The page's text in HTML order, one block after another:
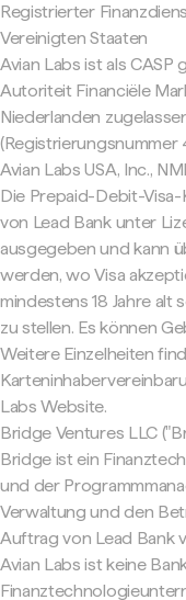
Registrierter
Vereinigten Staaten
Avian Labs ist als CASP
Autoriteit Financiële
Niederlanden
(Registrierungsnummer
Avian Labs USA, Inc.,
Die Prepaid-Debit-Visa-
von Lead Bank unter
ausgegeben und kann
werden, wo Visa
mindestens 18 Jahre alt
zu stellen. Es können
Weitere Einzelheiten
Labs Website.
Bridge Ventures LLC
Bridge ist ein
und der
Verwaltung und den
Auftrag von Lead Bank
Avian Labs ist keine